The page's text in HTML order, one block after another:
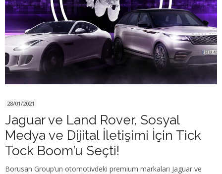
28/01/2021
Jaguar ve Land Rover, Sosyal
Medya ve Dijital İletişimi İçin Tick
Tock Boom’u Seçti!
Borusan Group’un otomotivdeki premium markaları Jaguar ve